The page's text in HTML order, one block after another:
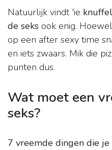
Natuurlijk vindt 'ie
de seks ook enig.
op een after sexy time
en iets zwaars. Mik die
punten dus.
Wat moet een
seks?
7 vreemde dingen die